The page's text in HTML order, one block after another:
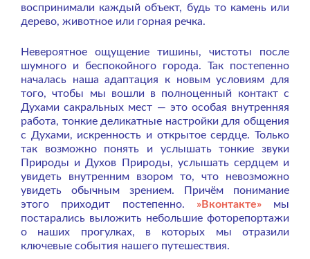
воспринимали каждый объект, будь то камень или
дерево, животное или горная речка.
Невероятное ощущение тишины, чистоты после
шумного и беспокойного города. Так постепенно
началась наша адаптация к новым условиям для
того, чтобы мы вошли в полноценный контакт с
Духами сакральных мест — это особая внутренняя
работа, тонкие деликатные настройки для общения
с Духами, искренность и открытое сердце. Только
так возможно понять и услышать тонкие звуки
Природы и Духов Природы, услышать сердцем и
увидеть внутренним взором то, что невозможно
увидеть обычным зрением. Причём понимание
этого приходит постепенно.
»Вконтакте»
мы
постарались выложить небольшие фоторепортажи
о наших прогулках, в которых мы отразили
ключевые события нашего путешествия.